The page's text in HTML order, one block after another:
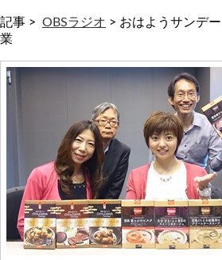
記事 > OBSラジオ > おはようサンデ
業